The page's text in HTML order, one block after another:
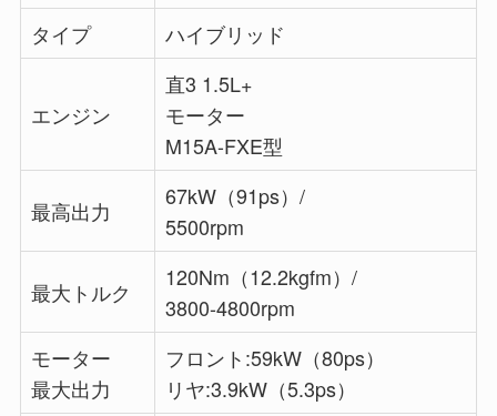
タイプ ハイブリッド
エンジン
直3 1.5L+
モーター
M15A-FXE型
最高出力
67kW（91ps）/
5500rpm
最大トルク
120Nm（12.2kgfm）/
3800-4800rpm
モーター
最大出力
フロント:59kW（80ps）
リヤ:3.9kW（5.3ps）